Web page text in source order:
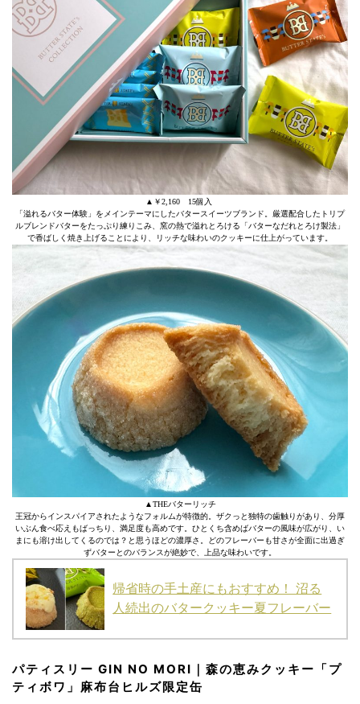
▲￥2,160 15個入
「溢れるバター体験」をメインテーマにしたバタースイーツブランド。厳選配合したトリプ
ルブレンドバターをたっぷり練りこみ、窯の熱で溢れとろける「バターなだれとろけ製法」
で香ばしく焼き上げることにより、リッチな味わいのクッキーに仕上がっています。
▲THEバターリッチ
王冠からインスパイアされたようなフォルムが特徴的。ザクっと独特の歯触りがあり、分厚
いぶん食べ応えもばっちり、満足度も高めです。ひとくち含めばバターの風味が広がり、い
まにも溶け出してくるのでは？と思うほどの濃厚さ。どのフレーバーも甘さが全面に出過ぎ
ずバターとのバランスが絶妙で、上品な味わいです。
帰省時の手土産にもおすすめ！ 沼る
人続出のバタークッキー夏フレーバー
パティスリー GIN NO MORI｜森の恵みクッキー「プ
ティボワ」麻布台ヒルズ限定缶